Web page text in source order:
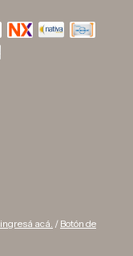
ingresá acá. / Botón de